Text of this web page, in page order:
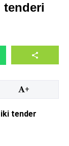
tenderi
+
tender